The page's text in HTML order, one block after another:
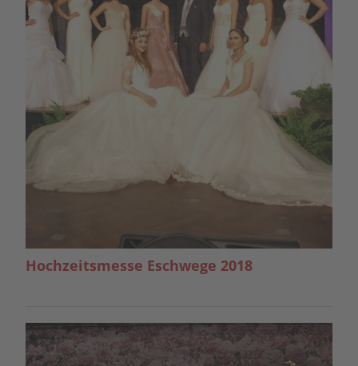
Hochzeitsmesse Eschwege 2018